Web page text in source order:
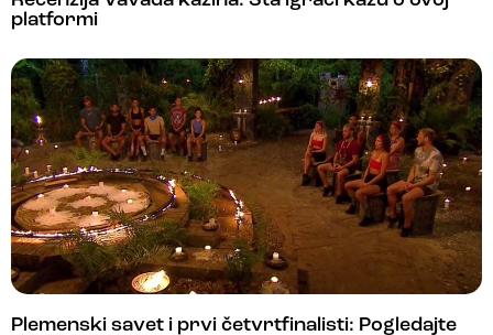
platformi
Plemenski savet i prvi četvrtfinalisti: Pogledajte